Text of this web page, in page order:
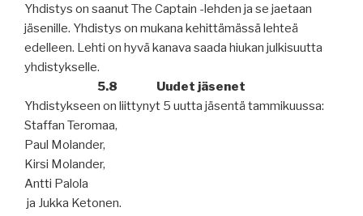
Yhdistys on saanut The Captain -lehden ja se jaetaan
jäsenille. Yhdistys on mukana kehittämässä lehteä
edelleen. Lehti on hyvä kanava saada hiukan julkisuutta
yhdistykselle.
5.8
Uudet jäsenet
Yhdistykseen on liittynyt 5 uutta jäsentä tammikuussa:
Staffan Teromaa,
Paul Molander,
Kirsi Molander,
Antti Palola
ja Jukka Ketonen.